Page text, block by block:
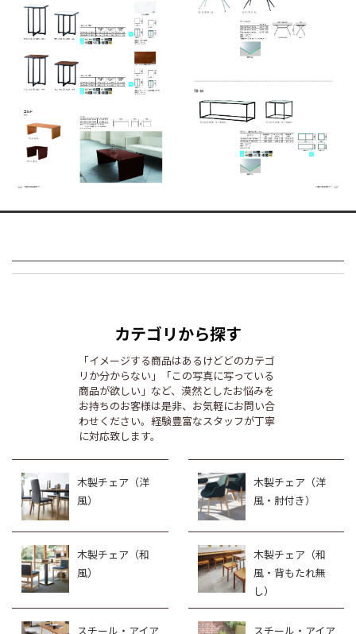
カテゴリから探す
「イメージする商品はあるけどどのカテゴ
リか分からない」「この写真に写っている
商品が欲しい」など、漠然としたお悩みを
お持ちのお客様は是非、お気軽にお問い合
わせください。経験豊富なスタッフが丁寧
に対応致します。
木製チェア（洋
風）
木製チェア（洋
風・肘付き）
木製チェア（和
風）
木製チェア（和
風・背もたれ無
し）
スチール・アイア スチール・アイア